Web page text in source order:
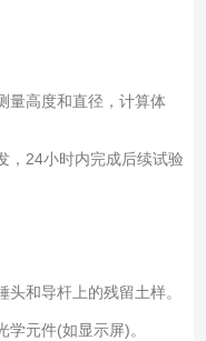
高度和直径，计算体
24小时内完成后续试验
和导杆上的残留土样。
元件(如显示屏)。